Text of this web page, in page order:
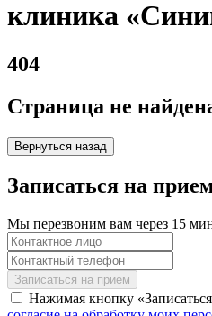
клиника
404
Страница не
Вернуться назад
Записаться на
Мы перезвоним вам через 15
Нажимая кнопку